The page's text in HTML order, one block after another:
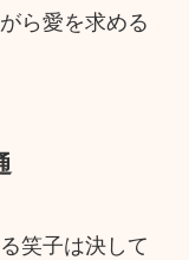
ら愛を求める
笑子は決して